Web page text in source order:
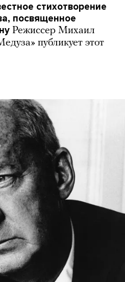
стихотворение
посвященное
Режиссер Михаил
публикует этот